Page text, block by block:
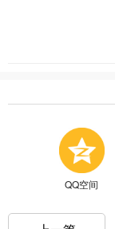
QQ空间